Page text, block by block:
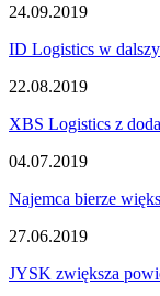
24.09.2019
ID Logistics w
22.08.2019
XBS Logistics z
04.07.2019
Najemca bierze
27.06.2019
JYSK zwiększa